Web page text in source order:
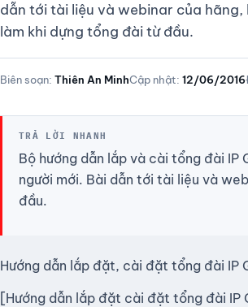
dẫn tới tài liệu và webinar của hãng,
làm khi dựng tổng đài từ đầu.
Biên soạn: Thiên An MinhCập nhật: 12/06/2016
TRẢ LỜI NHANH
Bộ hướng dẫn lắp và cài tổng đài IP
người mới. Bài dẫn tới tài liệu và
đầu.
Hướng dẫn lắp đặt, cài đặt tổng đài IP
[Hướng dẫn lắp đặt cài đặt tổng đài IP